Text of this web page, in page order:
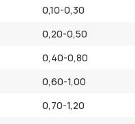
0,10-0,30
0,20-0,50
0,40-0,80
0,60-1,00
0,70-1,20